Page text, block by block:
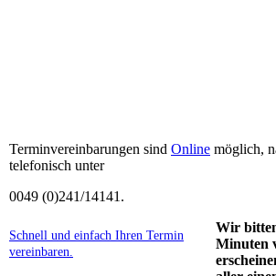
Terminvereinbarungen sind Online möglich,
telefonisch unter
0049 (0)241/14141.
Schnell und einfach Ihren Termin
vereinbaren.
Wir
Minuten